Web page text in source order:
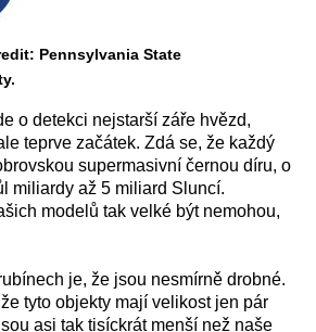
Pennsylvania State
o detekci nejstarší záře hvězd,
teprve začátek. Zdá se, že každý
supermasivní černou díru, o
miliardy až 5 miliard Sluncí.
modelů tak velké být nemohou,
je, že jsou nesmírně drobné.
tyto objekty mají velikost jen pár
asi tak tisíckrát menší než naše